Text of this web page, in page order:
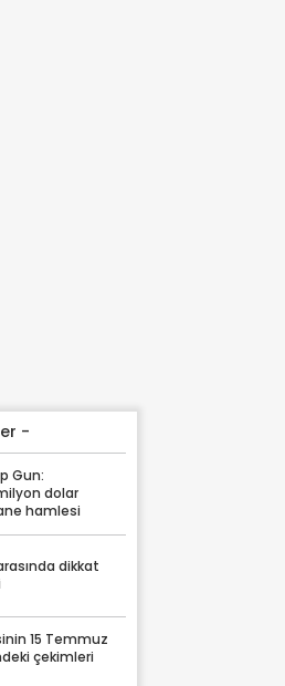
-
Gun:
dolar
hamlesi
dikkat
15 Temmuz
çekimleri